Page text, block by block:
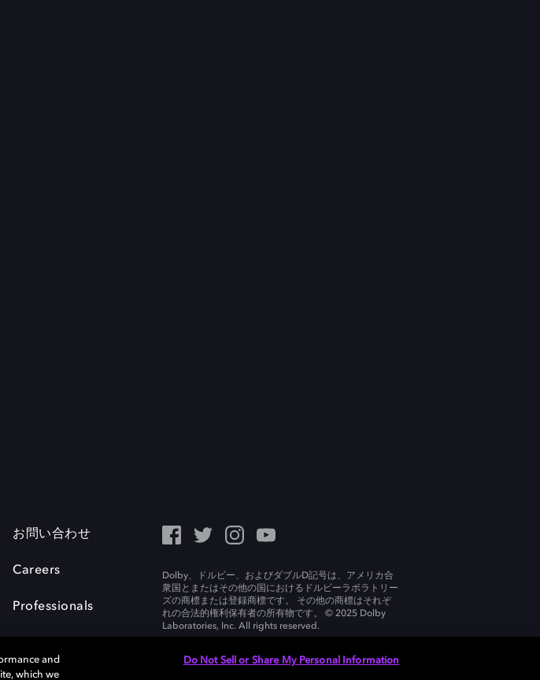
お問い合わせ
Careers
Professionals
Dolby、ドルビー、およびダブルD記号は、アメリカ合
衆国とまたはその他の国におけるドルビーラボラトリー
ズの商標または登録商標です。 その他の商標はそれぞ
れの合法的権利保有者の所有物です。 © 2025 Dolby
Laboratories, Inc. All rights reserved.
and
which we
Do Not Sell or Share My Personal Information